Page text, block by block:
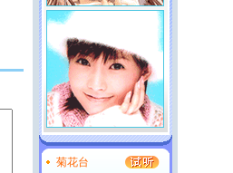
菊花台